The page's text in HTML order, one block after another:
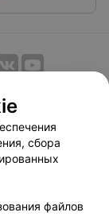
договор
оплаты
сбора
файлов